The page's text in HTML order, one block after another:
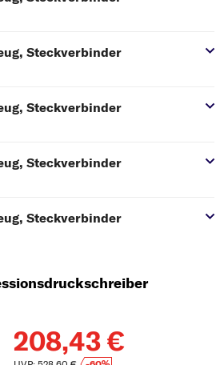
Steckverbinder
Steckverbinder
Steckverbinder
Steckverbinder
208,43 €